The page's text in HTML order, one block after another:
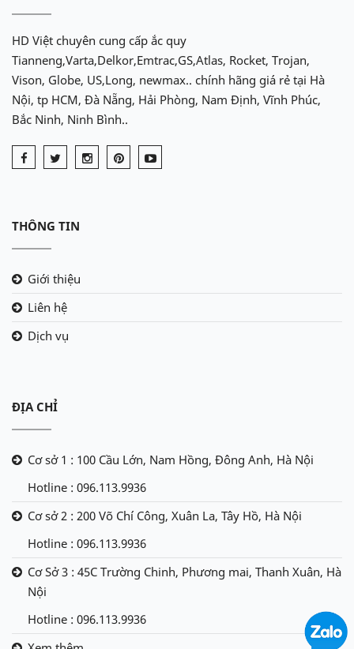
HD Việt chuyên cung cấp ắc quy
Tianneng,Varta,Delkor,Emtrac,GS,Atlas, Rocket, Trojan,
Vison, Globe, US,Long, newmax.. chính hãng giá rẻ tại Hà
Nội, tp HCM, Đà Nẵng, Hải Phòng, Nam Định, Vĩnh Phúc,
Bắc Ninh, Ninh Bình..
THÔNG TIN
Giới thiệu
Liên hệ
Dịch vụ
ĐỊA CHỈ
Cơ sở 1 : 100 Cầu Lớn, Nam Hồng, Đông Anh, Hà Nội
Hotline : 096.113.9936
Cơ sở 2 : 200 Võ Chí Công, Xuân La, Tây Hồ, Hà Nội
Hotline : 096.113.9936
Cơ Sở 3 : 45C Trường Chinh, Phương mai, Thanh Xuân, Hà
Nội
Hotline : 096.113.9936